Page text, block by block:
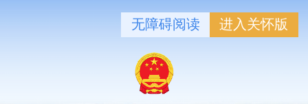
无障碍阅读 进入关怀版